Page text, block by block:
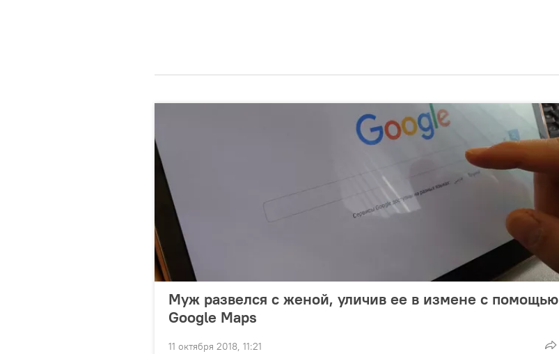
Муж развелся с женой, уличив ее в измене с помощью
Google Maps
11 октября 2018, 11:21